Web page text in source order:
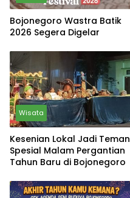
Bojonegoro Wastra Batik
2026 Segera Digelar
Wisata
Kesenian Lokal Jadi Teman
Spesial Malam Pergantian
Tahun Baru di Bojonegoro